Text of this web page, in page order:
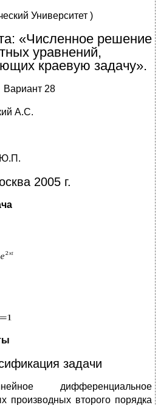
Университет )
«Численное решение
уравнений,
краевую задачу».
Вариант 28
А.С.
Ю.П.
2005 г.
задачи
дифференциальное
производных второго порядка